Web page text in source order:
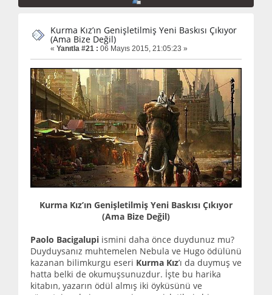
Kurma Kız’ın Genişletilmiş Yeni Baskısı Çıkıyor
(Ama Bize Değil)
« Yanıtla #21 : 06 Mayıs 2015, 21:05:23 »
Kurma Kız’ın Genişletilmiş Yeni Baskısı Çıkıyor
(Ama Bize Değil)
Paolo Bacigalupi ismini daha önce duydunuz mu?
Duyduysanız muhtemelen Nebula ve Hugo ödülünü
kazanan bilimkurgu eseri Kurma Kız’ı da duymuş ve
hatta belki de okumuşsunuzdur. İşte bu harika
kitabın, yazarın ödül almış iki öyküsünü ve